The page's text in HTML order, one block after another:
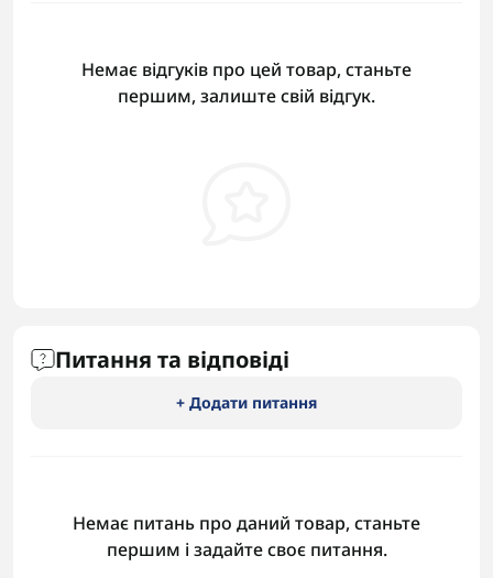
Немає відгуків про цей товар, станьте
першим, залиште свій відгук.
Питання та відповіді
+ Додати питання
Немає питань про даний товар, станьте
першим і задайте своє питання.